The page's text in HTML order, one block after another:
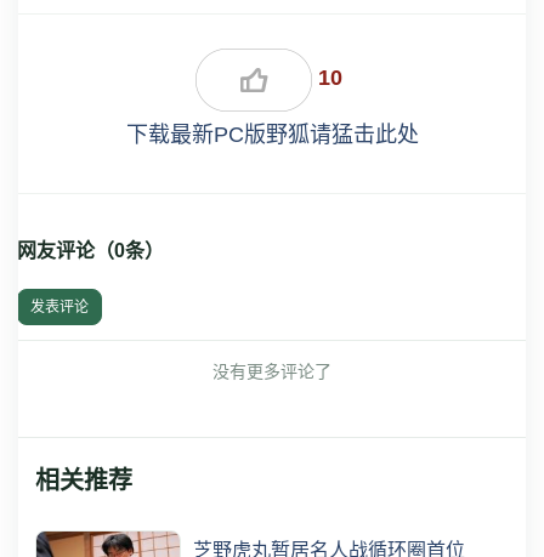
10
下载最新PC版野狐请猛击此处
网友评论（0条）
发表评论
没有更多评论了
相关推荐
芝野虎丸暂居名人战循环圈首位